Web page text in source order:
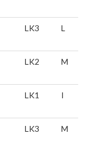
LK3 L
LK2 M
LK1 I
LK3 M